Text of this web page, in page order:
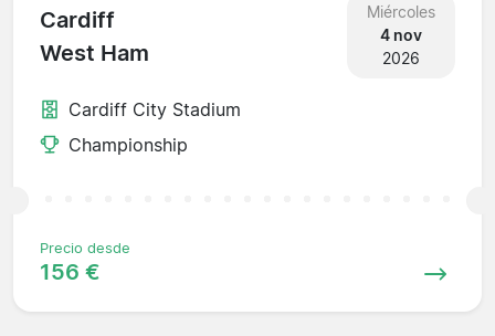
Cardiff
West Ham
Miércoles
4 nov
2026
Cardiff City Stadium
Championship
Precio desde
156 €